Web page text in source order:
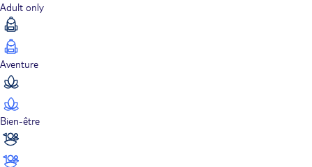
Adult only
Aventure
Bien-être